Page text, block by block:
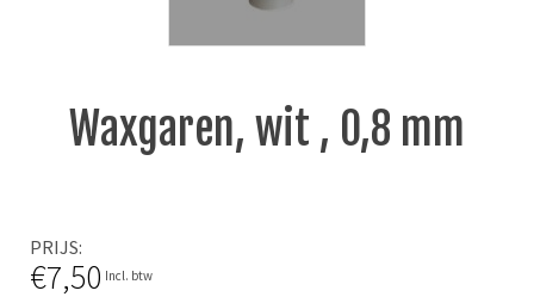
Waxgaren, wit , 0,8 mm
PRIJS
€7,50 Incl. btw